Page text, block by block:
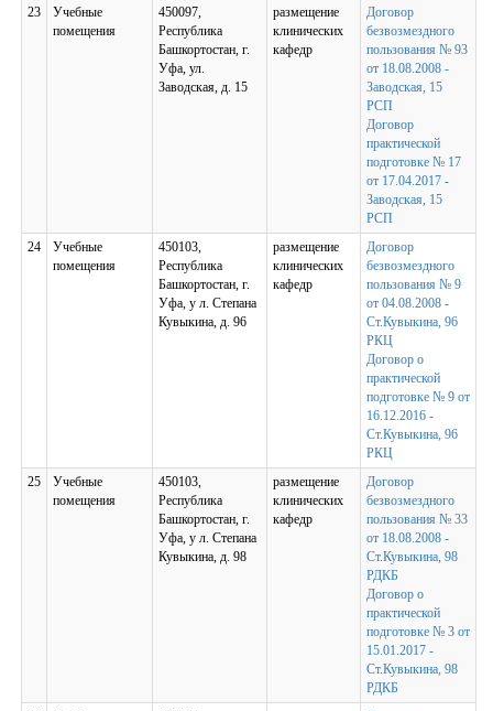
23
Учебные
помещения
450097,
Республика
Башкортостан, г.
Уфа, ул.
Заводская, д. 15
размещение
клинических
кафедр
Договор
безвозмездного
пользования № 93
от 18.08.2008 -
Заводская, 15
РСП
Договор
практической
подготовке № 17
от 17.04.2017 -
Заводская, 15
РСП
24
Учебные
помещения
450103,
Республика
Башкортостан, г.
Уфа, у л. Степана
Кувыкина, д. 96
размещение
клинических
кафедр
Договор
безвозмездного
пользования № 9
от 04.08.2008 -
Ст.Кувыкина, 96
РКЦ
Договор о
практической
подготовке № 9 от
16.12.2016 -
Ст.Кувыкина, 96
РКЦ
25
Учебные
помещения
450103,
Республика
Башкортостан, г.
Уфа, у л. Степана
Кувыкина, д. 98
размещение
клинических
кафедр
Договор
безвозмездного
пользования № 33
от 18.08.2008 -
Ст.Кувыкина, 98
РДКБ
Договор о
практической
подготовке № 3 от
15.01.2017 -
Ст.Кувыкина, 98
РДКБ